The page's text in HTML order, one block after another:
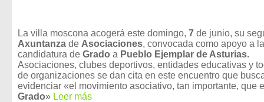
La villa moscona acogerá este domingo, 7 de junio, su
Axuntanza de Asociaciones, convocada como apoyo a la
candidatura de Grado a Pueblo Ejemplar de Asturias.
Asociaciones, clubes deportivos, entidades educativas y
de organizaciones se dan cita en este encuentro que
evidenciar «el movimiento asociativo, tan importante, que
Grado» Leer más